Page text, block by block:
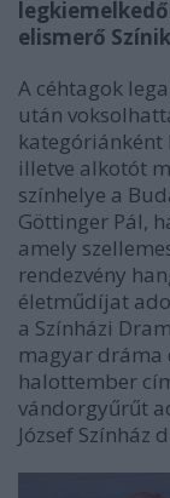
elismerő
A céhtagok
után
illetve alkotót
színhelye a
Göttinger Pál,
amely
rendezvény
életműdíjat
a Színházi
magyar dráma
halottember
vándorgyűrűt
József Színház